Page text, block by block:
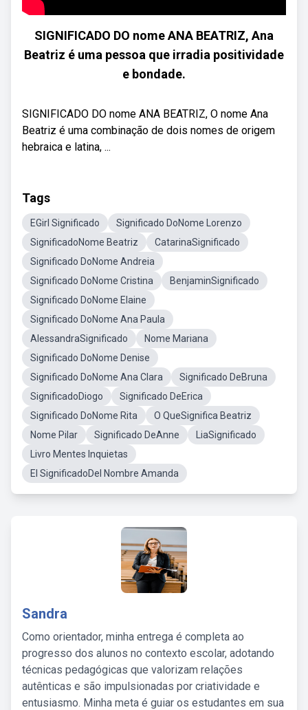
SIGNIFICADO DO nome ANA BEATRIZ, Ana
Beatriz é uma pessoa que irradia positividade
e bondade.
SIGNIFICADO DO nome ANA BEATRIZ, O nome Ana
Beatriz é uma combinação de dois nomes de origem
hebraica e latina, ...
Tags
EGirl Significado
Significado DoNome Lorenzo
SignificadoNome Beatriz
CatarinaSignificado
Significado DoNome Andreia
Significado DoNome Cristina
BenjaminSignificado
Significado DoNome Elaine
Significado DoNome Ana Paula
AlessandraSignificado
Nome Mariana
Significado DoNome Denise
Significado DoNome Ana Clara
Significado DeBruna
SignificadoDiogo
Significado DeErica
Significado DoNome Rita
O QueSignifica Beatriz
Nome Pilar
Significado DeAnne
LiaSignificado
Livro Mentes Inquietas
El SignificadoDel Nombre Amanda
Sandra
Como orientador, minha entrega é completa ao
progresso dos alunos no contexto escolar, adotando
técnicas pedagógicas que valorizam relações
autênticas e são impulsionadas por criatividade e
entusiasmo. Minha meta é guiar os estudantes em sua